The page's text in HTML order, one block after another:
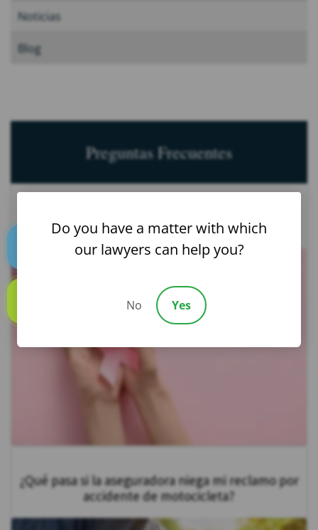
Noticias
Blog
Preguntas Frecuentes
cáncer de mama?
¿Qué pasa si la aseguradora niega mi reclamo por
accidente de motocicleta?
Do you have a matter with which
our lawyers can help you?
No Yes